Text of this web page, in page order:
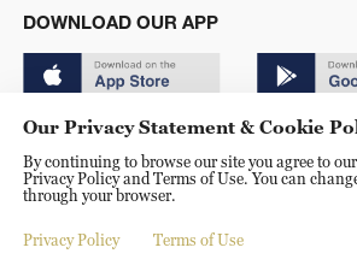
DOWNLOAD OUR APP
© China Radio International.CRI. All Rights
Shijingshan Road, Beijing, China. 100040
Our Privacy Statement & Cookie
By continuing to browse our site you agree to
Privacy Policy and Terms of Use. You can
through your browser.
Privacy Policy Terms of Use